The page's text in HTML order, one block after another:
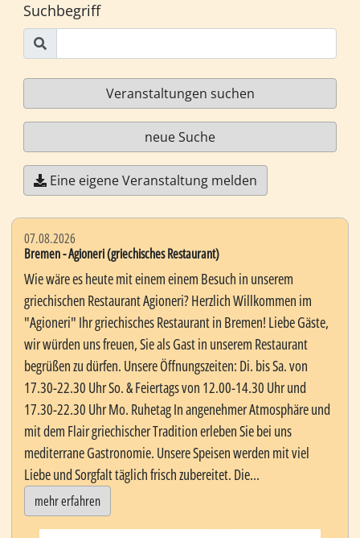
Suchbegriff
Veranstaltungen suchen
neue Suche
Eine eigene Veranstaltung melden
07.08.2026
Bremen - Agioneri (griechisches Restaurant)
Wie wäre es heute mit einem einem Besuch in unserem
griechischen Restaurant Agioneri? Herzlich Willkommen im
"Agioneri" Ihr griechisches Restaurant in Bremen! Liebe Gäste,
wir würden uns freuen, Sie als Gast in unserem Restaurant
begrüßen zu dürfen. Unsere Öffnungszeiten: Di. bis Sa. von
17.30-22.30 Uhr So. & Feiertags von 12.00-14.30 Uhr und
17.30-22.30 Uhr Mo. Ruhetag In angenehmer Atmosphäre und
mit dem Flair griechischer Tradition erleben Sie bei uns
mediterrane Gastronomie. Unsere Speisen werden mit viel
Liebe und Sorgfalt täglich frisch zubereitet. Die...
mehr erfahren